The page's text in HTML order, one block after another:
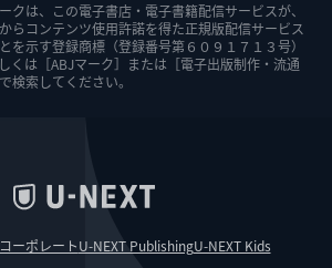
クは、この電子書店・電子書籍配信サービスが、
らコンテンツ使用許諾を得た正規版配信サービス
を示す登録商標（登録番号第６０９１７１３号）
くは［ABJマーク］または［電子出版制作・流通
検索してください。
コーポレートU-NEXT PublishingU-NEXT Kids